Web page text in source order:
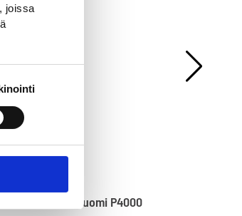
joissa
Elka automaattipuomi P4000